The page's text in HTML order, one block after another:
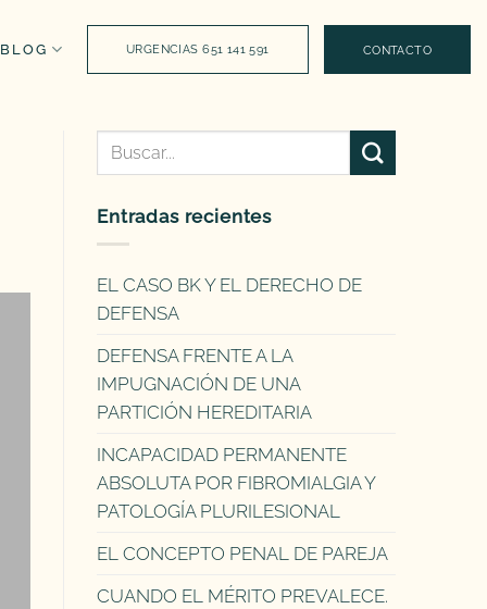
BLOG URGENCIAS 651 141 591 CONTACTO
Entradas recientes
EL CASO BK Y EL DERECHO DE
DEFENSA
DEFENSA FRENTE A LA
IMPUGNACIÓN DE UNA
PARTICIÓN HEREDITARIA
INCAPACIDAD PERMANENTE
ABSOLUTA POR FIBROMIALGIA Y
PATOLOGÍA PLURILESIONAL
EL CONCEPTO PENAL DE PAREJA
CUANDO EL MÉRITO PREVALECE.